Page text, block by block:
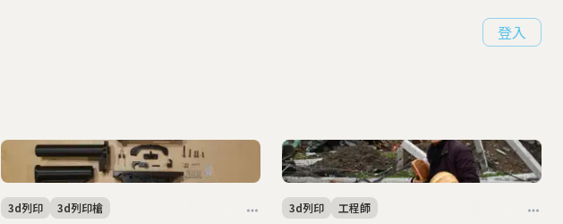
登入
3d列印 3d列印槍 3d列印 工程師